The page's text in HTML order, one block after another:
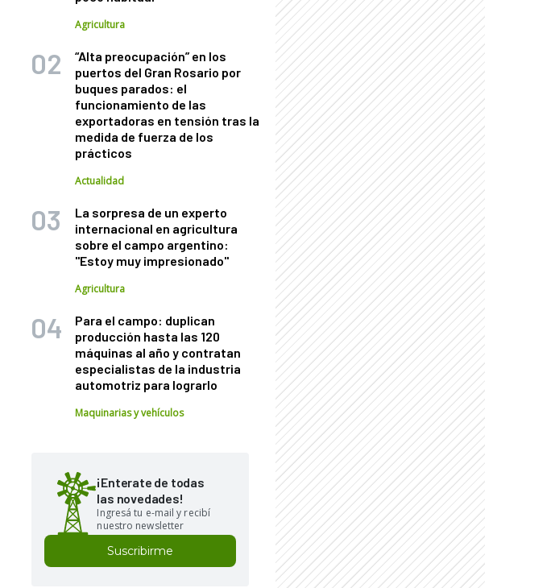
Agricultura
“Alta preocupación” en los
puertos del Gran Rosario por
buques parados: el
funcionamiento de las
exportadoras en tensión tras la
medida de fuerza de los
prácticos
Actualidad
La sorpresa de un experto
internacional en agricultura
sobre el campo argentino:
"Estoy muy impresionado"
Agricultura
Para el campo: duplican
producción hasta las 120
máquinas al año y contratan
especialistas de la industria
automotriz para lograrlo
Maquinarias y vehículos
¡Enterate de todas
las novedades!
Ingresá tu e-mail y recibí
nuestro newsletter
Suscribirme